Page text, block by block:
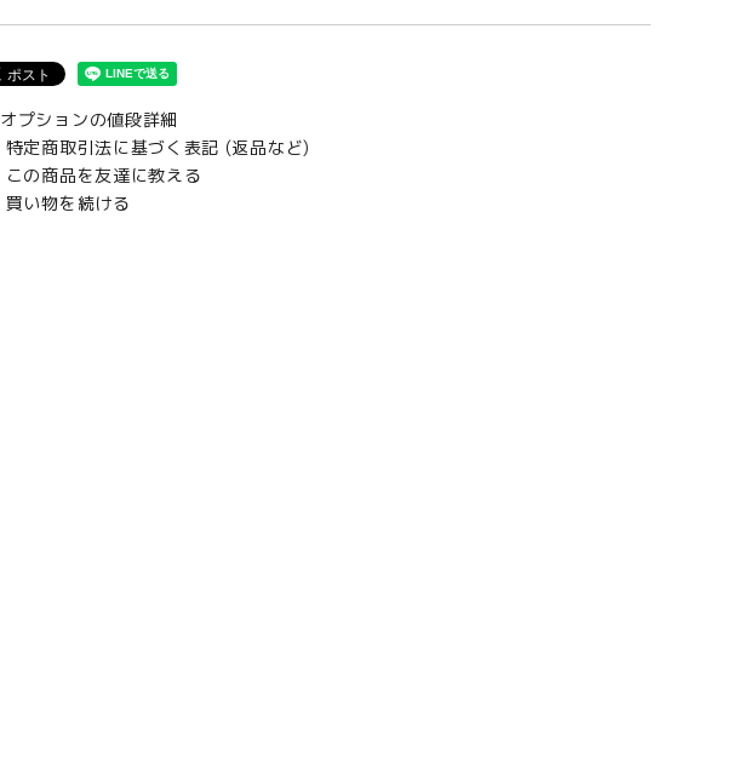
オプションの値段詳細
特定商取引法に基づく表記 (返品など)
この商品を友達に教える
買い物を続ける